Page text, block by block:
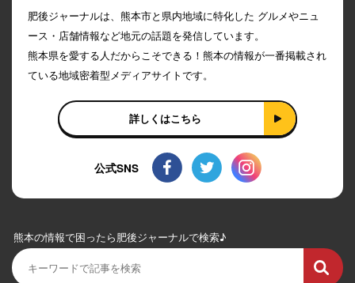
肥後ジャーナルは、熊本市と県内地域に特化した グルメやニュ
ース・店舗情報など地元の話題を発信しています。
熊本県を愛する人だからこそできる！熊本の情報が一番掲載され
ている地域密着型メディアサイトです。
詳しくはこちら
公式SNS
熊本の情報で困ったら肥後ジャーナルで検索♪